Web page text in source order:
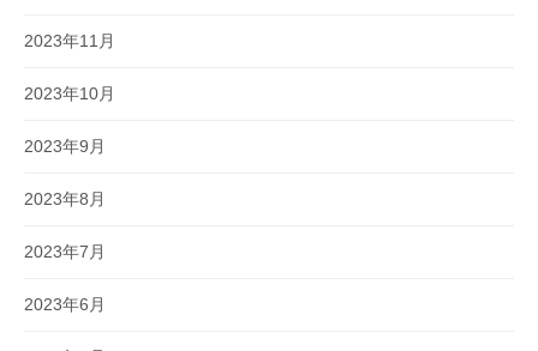
2023年11月
2023年10月
2023年9月
2023年8月
2023年7月
2023年6月